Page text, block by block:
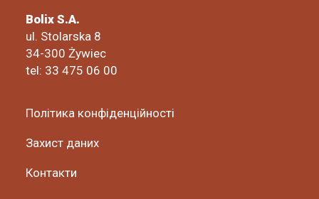
Bolix S.A.
ul. Stolarska 8
34-300 Żywiec
tel: 33 475 06 00
Політика конфіденційності
Захист даних
Контакти